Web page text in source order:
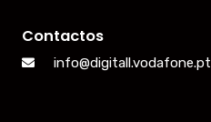
Contactos
info@digitall.vodafone.pt